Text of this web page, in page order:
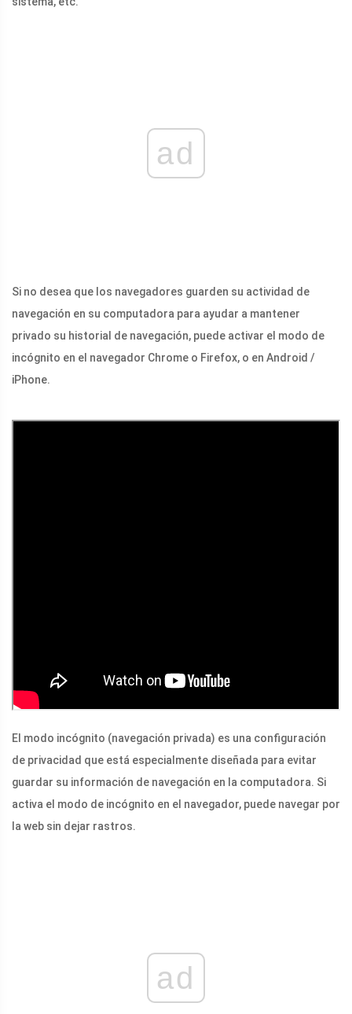
ad
Si no desea que los navegadores guarden su actividad de
navegación en su computadora para ayudar a mantener
privado su historial de navegación, puede activar el modo de
incógnito en el navegador Chrome o Firefox, o en Android /
iPhone.
El modo incógnito (navegación privada) es una configuración
de privacidad que está especialmente diseñada para evitar
guardar su información de navegación en la computadora. Si
activa el modo de incógnito en el navegador, puede navegar por
la web sin dejar rastros.
ad